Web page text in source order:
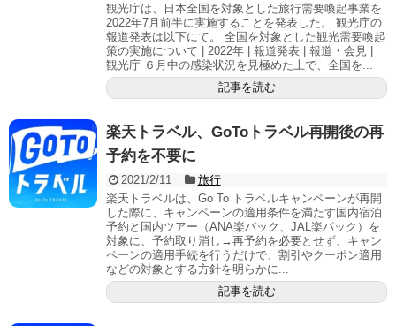
観光庁は、日本全国を対象とした旅行需要喚起事業を
2022年7月前半に実施することを発表した。 観光庁の
報道発表は以下にて。 全国を対象とした観光需要喚起
策の実施について | 2022年 | 報道発表 | 報道・会見 |
観光庁 ６月中の感染状況を見極めた上で、全国を...
記事を読む
楽天トラベル、GoToトラベル再開後の再
予約を不要に
2021/2/11
旅行
楽天トラベルは、Go To トラベルキャンペーンが再開
した際に、キャンペーンの適用条件を満たす国内宿泊
予約と国内ツアー（ANA楽パック、JAL楽パック）を
対象に、予約取り消し→再予約を必要とせず、キャン
ペーンの適用手続を行うだけで、割引やクーポン適用
などの対象とする方針を明らかに...
記事を読む